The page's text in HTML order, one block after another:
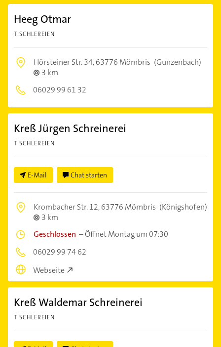
Heeg Otmar
TISCHLEREIEN
Hörsteiner Str. 34,63776 Mömbris (Gunzenbach)
3 km
06029 99 61 32
Kreß Jürgen Schreinerei
TISCHLEREIEN
E-Mail Chat starten
Krombacher Str. 12,63776 Mömbris (Königshofen)
3 km
Geschlossen –Öffnet Montag um 07:30
06029 99 74 62
Webseite
Kreß Waldemar Schreinerei
TISCHLEREIEN